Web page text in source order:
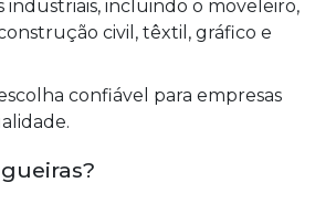
industriais, incluindo o moveleiro,
civil, têxtil, gráfico e
confiável para empresas